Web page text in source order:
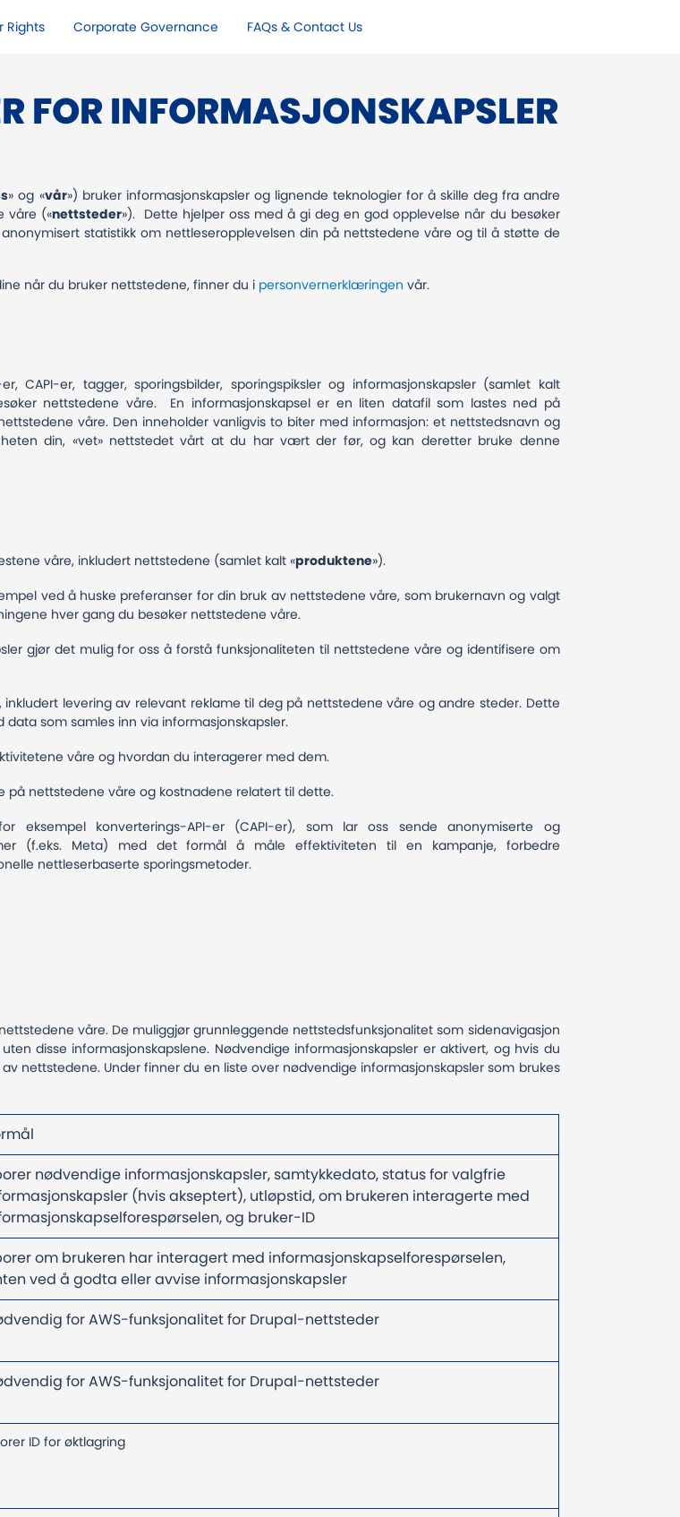
Rights​ Corporate Governance FAQs & Contact Us
FOR INFORMASJONSKAPSLER
» og «vår») bruker informasjonskapsler og lignende teknologier for å skille deg fra andre
våre («nettsteder»). Dette hjelper oss med å gi deg en god opplevelse når du besøker
statistikk om nettleseropplevelsen din på nettstedene våre og til å støtte de
når du bruker nettstedene, finner du i personvernerklæringen vår.
CAPI-er, tagger, sporingsbilder, sporingspiksler og informasjonskapsler (samlet kalt
nettstedene våre. En informasjonskapsel er en liten datafil som lastes ned på
våre. Den inneholder vanligvis to biter med informasjon: et nettstedsnavn og
din, «vet» nettstedet vårt at du har vært der før, og kan deretter bruke denne
våre, inkludert nettstedene (samlet kalt «produktene»).
ved å huske preferanser for din bruk av nettstedene våre, som brukernavn og valgt
hver gang du besøker nettstedene våre.
gjør det mulig for oss å forstå funksjonaliteten til nettstedene våre og identifisere om
levering av relevant reklame til deg på nettstedene våre og andre steder. Dette
som samles inn via informasjonskapsler.
våre og hvordan du interagerer med dem.
på nettstedene våre og kostnadene relatert til dette.
eksempel konverterings-API-er (CAPI-er), som lar oss sende anonymiserte og
(f.eks. Meta) med det formål å måle effektiviteten til en kampanje, forbedre
nettleserbaserte sporingsmetoder.
våre. De muliggjør grunnleggende nettstedsfunksjonalitet som sidenavigasjon
disse informasjonskapslene. Nødvendige informasjonskapsler er aktivert, og hvis du
nettstedene. Under finner du en liste over nødvendige informasjonskapsler som brukes
nødvendige informasjonskapsler, samtykkedato, status for valgfrie
(hvis akseptert), utløpstid, om brukeren interagerte med
og bruker-ID
om brukeren har interagert med informasjonskapselforespørselen,
ved å godta eller avvise informasjonskapsler
for AWS-funksjonalitet for Drupal-nettsteder
for AWS-funksjonalitet for Drupal-nettsteder
ID for øktlagring